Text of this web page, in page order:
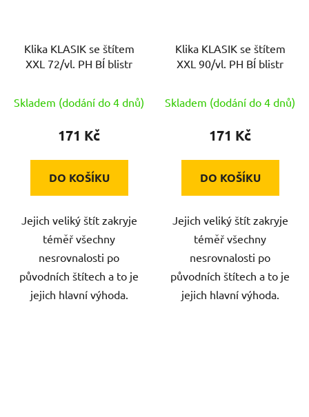
Klika KLASIK se štítem
XXL 72/vl. PH BÍ blistr
Skladem (dodání do 4 dnů)
171 Kč
DO KOŠÍKU
Jejich veliký štít zakryje
téměř všechny
nesrovnalosti po
původních štítech a to je
jejich hlavní výhoda.
Klika KLASIK se štítem
XXL 90/vl. PH BÍ blistr
Skladem (dodání do 4 dnů)
171 Kč
DO KOŠÍKU
Jejich veliký štít zakryje
téměř všechny
nesrovnalosti po
původních štítech a to je
jejich hlavní výhoda.